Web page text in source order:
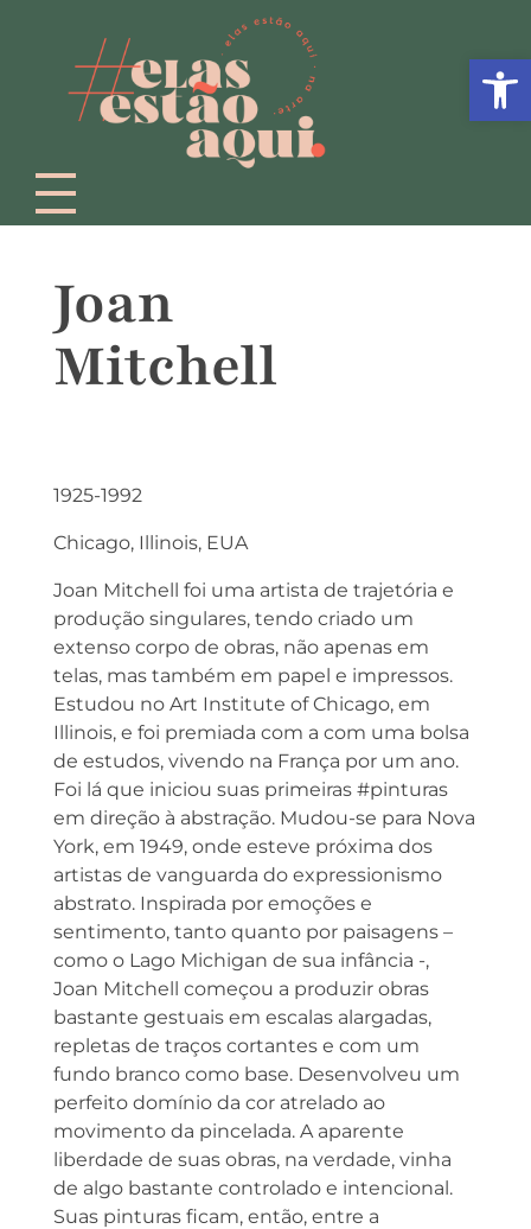
Joan
Mitchell
1925-1992
Chicago, Illinois, EUA
Joan Mitchell foi uma artista de trajetória e
produção singulares, tendo criado um
extenso corpo de obras, não apenas em
telas, mas também em papel e impressos.
Estudou no Art Institute of Chicago, em
Illinois, e foi premiada com a com uma bolsa
de estudos, vivendo na França por um ano.
Foi lá que iniciou suas primeiras #pinturas
em direção à abstração. Mudou-se para Nova
York, em 1949, onde esteve próxima dos
artistas de vanguarda do expressionismo
abstrato. Inspirada por emoções e
sentimento, tanto quanto por paisagens –
como o Lago Michigan de sua infância -,
Joan Mitchell começou a produzir obras
bastante gestuais em escalas alargadas,
repletas de traços cortantes e com um
fundo branco como base. Desenvolveu um
perfeito domínio da cor atrelado ao
movimento da pincelada. A aparente
liberdade de suas obras, na verdade, vinha
de algo bastante controlado e intencional.
Suas pinturas ficam, então, entre a
Abrir